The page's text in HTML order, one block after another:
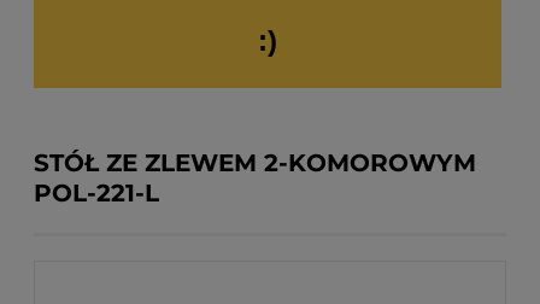
:)
STÓŁ ZE ZLEWEM 2-KOMOROWYM
POL-221-L